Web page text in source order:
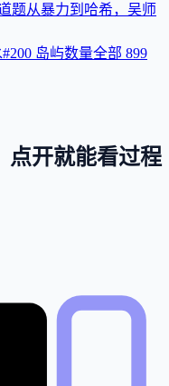
题从暴力到哈希，吴师
#200 岛屿数量全部 899
点开就能看过程